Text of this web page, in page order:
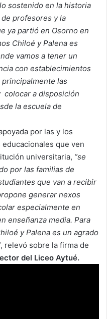
sostenido en la historia
profesores y la
ya partió en Osorno en
Chiloé y Palena es
vamos a tener un
con establecimientos
las
colocar a disposición
la escuela de
por las y los
que ven
universitaria, “se
por las familias de
que van a recibir
generar nexos
especialmente en
enseñanza media. Para
y Palena es un agrado
relevó sobre la firma de
del Liceo Aytué.